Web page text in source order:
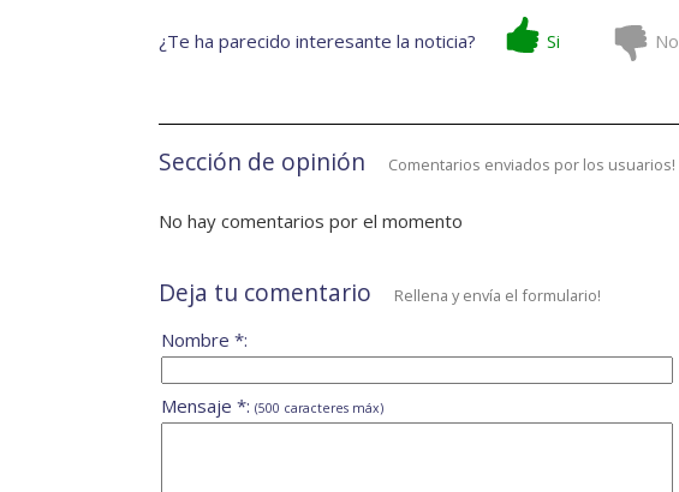
¿Te ha parecido interesante la noticia? Si No
Sección de opinión Comentarios enviados por los usuarios!
No hay comentarios por el momento
Deja tu comentario Rellena y envía el formulario!
Nombre *:
Mensaje *: (500 caracteres máx)